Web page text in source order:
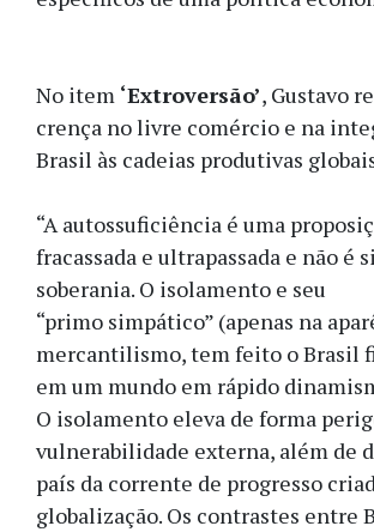
No item ‘Extroversão’, Gustavo
crença no livre comércio e na
Brasil às cadeias produtivas
“A autossuficiência é uma
fracassada e ultrapassada e não é
soberania. O isolamento e seu
“primo simpático” (apenas na
mercantilismo, tem feito o Brasil
em um mundo em rápido
O isolamento eleva de forma
vulnerabilidade externa, além de
país da corrente de progresso
globalização. Os contrastes entre